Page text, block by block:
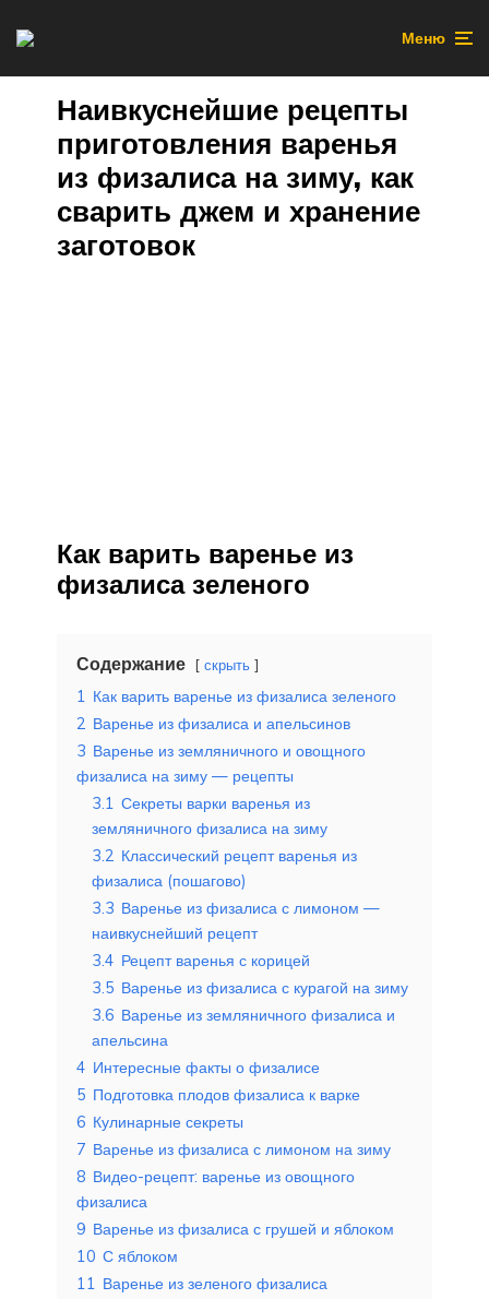
Меню
Наивкуснейшие рецепты
приготовления варенья
из физалиса на зиму, как
сварить джем и хранение
заготовок
Как варить варенье из
физалиса зеленого
Содержание скрыть
1 Как варить варенье из физалиса зеленого
2 Варенье из физалиса и апельсинов
3 Варенье из земляничного и овощного
физалиса на зиму — рецепты
3.1 Секреты варки варенья из
земляничного физалиса на зиму
3.2 Классический рецепт варенья из
физалиса (пошагово)
3.3 Варенье из физалиса с лимоном —
наивкуснейший рецепт
3.4 Рецепт варенья с корицей
3.5 Варенье из физалиса с курагой на зиму
3.6 Варенье из земляничного физалиса и
апельсина
4 Интересные факты о физалисе
5 Подготовка плодов физалиса к варке
6 Кулинарные секреты
7 Варенье из физалиса с лимоном на зиму
8 Видео-рецепт: варенье из овощного
физалиса
9 Варенье из физалиса с грушей и яблоком
10 С яблоком
11 Варенье из зеленого физалиса